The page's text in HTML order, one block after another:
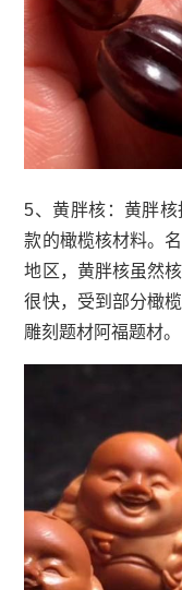
5、黄胖核：黄胖
款的橄榄核材料。
地区，黄胖核虽然
很快，受到部分橄
雕刻题材阿福题材。